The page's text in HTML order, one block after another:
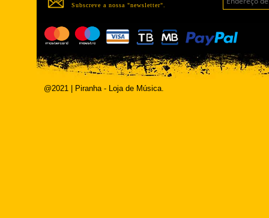
Subscreve a nossa "newsletter".
@2021 | Piranha - Loja de Música.